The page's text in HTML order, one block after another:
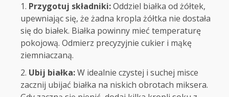
Przygotuj składniki:Oddziel białka od żółtek,
upewniając się, że żadna kropla żółtka nie dostała
się do białek. Białka powinny mieć temperaturę
pokojową. Odmierz precyzyjnie cukier i mąkę
ziemniaczaną.
Ubij białka:W idealnie czystej i suchej misce
zacznij ubijać białka na niskich obrotach miksera.